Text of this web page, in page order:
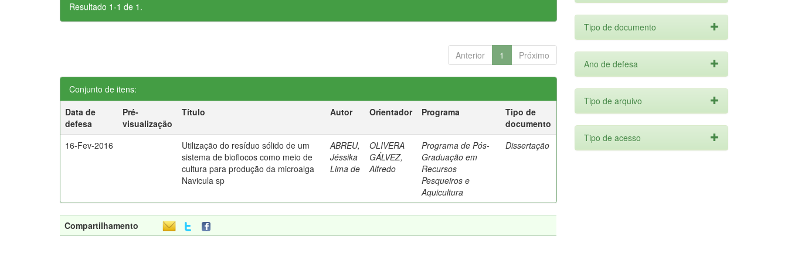
Resultado 1-1 de 1.
Anterior 1 Próximo
Conjunto de itens:
Data de
defesa
Pré-
visualização
Título Autor Orientador Programa
Tipo de
documento
16-Fev-2016
Utilização do resíduo sólido de um
sistema de bioflocos como meio de
cultura para produção da microalga
Navicula sp
ABREU,
Jéssika
Lima de
OLIVERA
GÁLVEZ,
Alfredo
Programa de Pós-
Graduação em
Recursos
Pesqueiros e
Aquicultura
Dissertação
Compartilhamento
Tipo de documento
Ano de defesa
Tipo de arquivo
Tipo de acesso